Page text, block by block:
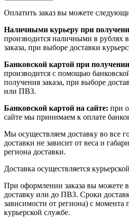
Оплатить заказ вы можете
Наличными курьеру при
производится наличными в рублях
заказа, при выборе доставки
Банковской картой при
производится с помощью
получения заказа, при выборе
или ПВЗ.
Банковской картой на сайте: при
сайте мы принимаем к оплате
Мы осуществляем доставку во все
доставки не зависит от веса и
региона доставки.
Доставка осуществляется
При оформлении заказа вы можете
доставку или до ПВЗ. Сроки
зависимости от региона) с момента
курьерской службе.